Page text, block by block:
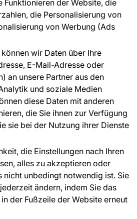
Funktionieren der Website, die
die Personalisierung von
von Werbung (Ads
wir Daten über Ihre
E-Mail-Adresse oder
an unsere Partner aus den
und soziale Medien
diese Daten mit anderen
die Sie ihnen zur Verfügung
sie bei der Nutzung ihrer Dienste
die Einstellungen nach Ihren
alles zu akzeptieren oder
nicht unbedingt notwendig ist. Sie
ändern, indem Sie das
der Fußzeile der Website erneut
ÜBER DAS UNTERNEHMEN
helfen Ihnen gerne weiter